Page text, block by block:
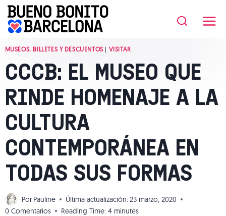
Saltar
contenido
MUSEOS, BILLETES Y DESCUENTOS | VISITAR
CCCB: EL MUSEO QUE
RINDE HOMENAJE A LA
CULTURA
CONTEMPORÁNEA EN
TODAS SUS FORMAS
Por Pauline Última actualización: 23 marzo, 2020
0 Comentarios
Reading Time: 4 minutes